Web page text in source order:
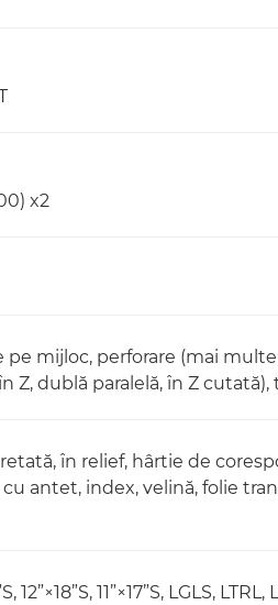
x2
pe mijloc, perforare (mai
Z, dublă paralelă, în Z cutată),
în relief, hârtie de
antet, index, velină, folie
11”×17”S, LGLS, LTRL,